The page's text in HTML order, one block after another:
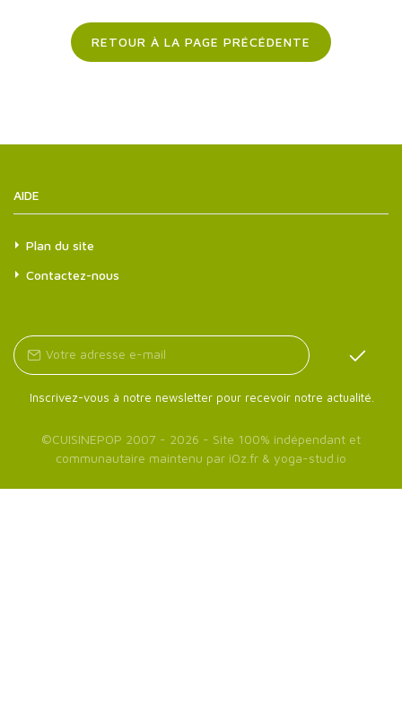
RETOUR À LA PAGE PRÉCÉDENTE
AIDE
Plan du site
Contactez-nous
Inscrivez-vous à notre newsletter pour recevoir notre actualité.
©CUISINEPOP 2007 - 2026 - Site 100% indépendant et
communautaire maintenu par iOz.fr & yoga-stud.io